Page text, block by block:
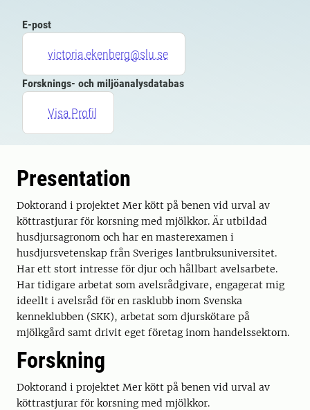
E-post
victoria.ekenberg@slu.se
Forsknings- och miljöanalysdatabas
Visa Profil
Presentation
Doktorand i projektet Mer kött på benen vid urval av
köttrastjurar för korsning med mjölkkor. Är utbildad
husdjursagronom och har en masterexamen i
husdjursvetenskap från Sveriges lantbruksuniversitet.
Har ett stort intresse för djur och hållbart avelsarbete.
Har tidigare arbetat som avelsrådgivare, engagerat mig
ideellt i avelsråd för en rasklubb inom Svenska
kenneklubben (SKK), arbetat som djurskötare på
mjölkgård samt drivit eget företag inom handelssektorn.
Forskning
Doktorand i projektet Mer kött på benen vid urval av
köttrastjurar för korsning med mjölkkor.